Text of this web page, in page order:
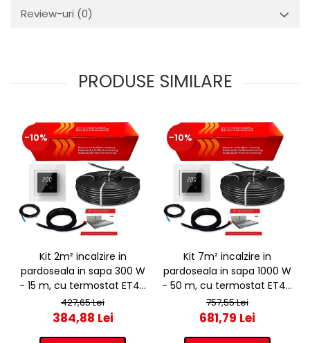
Review-uri (0)
PRODUSE SIMILARE
-10%
Kit 2m² incalzire in
pardoseala in sapa 300 W
- 15 m, cu termostat ET44
WIFI
427,65 Lei
384,88 Lei
-10%
Kit 7m² incalzire in
pardoseala in sapa 1000 W
- 50 m, cu termostat ET44
WIFI
757,55 Lei
681,79 Lei